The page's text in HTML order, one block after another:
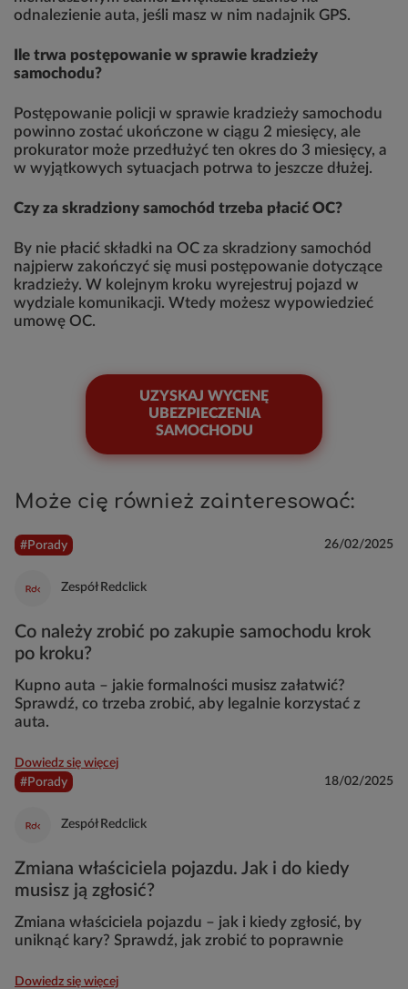
odnalezienie auta, jeśli masz w nim nadajnik GPS.
Ile trwa postępowanie w sprawie kradzieży
samochodu?
Postępowanie policji w sprawie kradzieży samochodu
powinno zostać ukończone w ciągu 2 miesięcy, ale
prokurator może przedłużyć ten okres do 3 miesięcy, a
w wyjątkowych sytuacjach potrwa to jeszcze dłużej.
Czy za skradziony samochód trzeba płacić OC?
By nie płacić składki na OC za skradziony samochód
najpierw zakończyć się musi postępowanie dotyczące
kradzieży. W kolejnym kroku wyrejestruj pojazd w
wydziale komunikacji. Wtedy możesz wypowiedzieć
umowę OC.
UZYSKAJ WYCENĘ
UBEZPIECZENIA
SAMOCHODU
Może cię również zainteresować:
#Porady 26/02/2025
Zespół Redclick
Co należy zrobić po zakupie samochodu krok
po kroku?
Kupno auta – jakie formalności musisz załatwić?
Sprawdź, co trzeba zrobić, aby legalnie korzystać z
auta.
Dowiedz się więcej
#Porady
18/02/2025
Zespół Redclick
Zmiana właściciela pojazdu. Jak i do kiedy
musisz ją zgłosić?
Zmiana właściciela pojazdu – jak i kiedy zgłosić, by
uniknąć kary? Sprawdź, jak zrobić to poprawnie
Dowiedz się więcej